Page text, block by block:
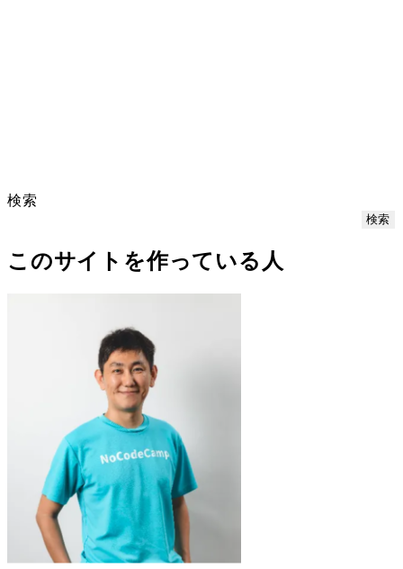
検索
検索
このサイトを作っている人